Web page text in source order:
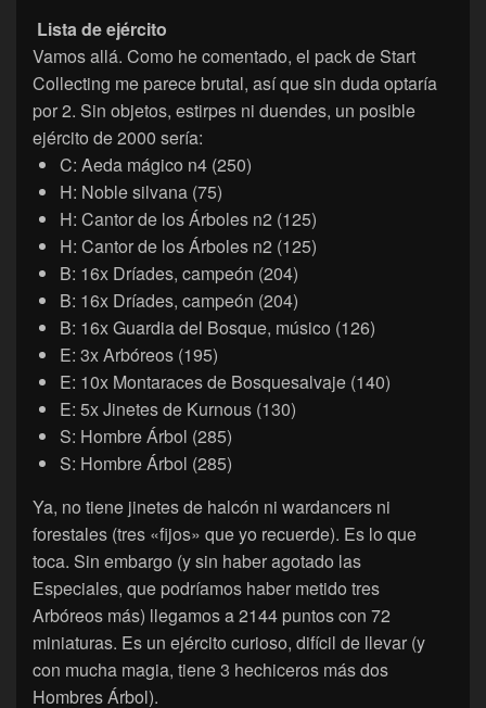
Lista de ejército
Vamos allá. Como he comentado, el pack de Start
Collecting me parece brutal, así que sin duda optaría
por 2. Sin objetos, estirpes ni duendes, un posible
ejército de 2000 sería:
C: Aeda mágico n4 (250)
H: Noble silvana (75)
H: Cantor de los Árboles n2 (125)
H: Cantor de los Árboles n2 (125)
B: 16x Dríades, campeón (204)
B: 16x Dríades, campeón (204)
B: 16x Guardia del Bosque, músico (126)
E: 3x Arbóreos (195)
E: 10x Montaraces de Bosquesalvaje (140)
E: 5x Jinetes de Kurnous (130)
S: Hombre Árbol (285)
S: Hombre Árbol (285)
Ya, no tiene jinetes de halcón ni wardancers ni
forestales (tres «fijos» que yo recuerde). Es lo que
toca. Sin embargo (y sin haber agotado las
Especiales, que podríamos haber metido tres
Arbóreos más) llegamos a 2144 puntos con 72
miniaturas. Es un ejército curioso, difícil de llevar (y
con mucha magia, tiene 3 hechiceros más dos
Hombres Árbol).